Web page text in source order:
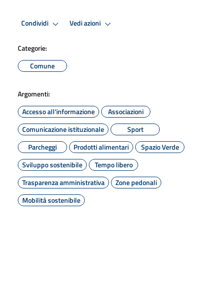
Condividi Vedi azioni
Categorie:
Comune
Argomenti:
Accesso all'informazione
Associazioni
Comunicazione istituzionale
Sport
Parcheggi
Prodotti alimentari
Spazio Verde
Sviluppo sostenibile
Tempo libero
Trasparenza amministrativa
Zone pedonali
Mobilità sostenibile